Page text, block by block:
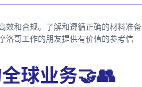
效和合规。了解和遵循正确的材料准备
洛哥工作的朋友提供有价值的参考信
球业务🤝👥